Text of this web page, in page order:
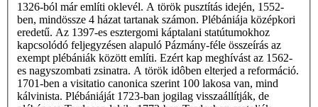
1326-ból már említi oklevél. A török pusztítás idején, 1552-
ben, mindössze 4 házat tartanak számon. Plébániája középkori
eredetű. Az 1397-es esztergomi káptalani statútumokhoz
kapcsolódó feljegyzésen alapuló Pázmány-féle összeírás az
exempt plébániák között említi. Ezért kap meghívást az 1562-
es nagyszombati zsinatra. A török idôben elterjed a reformáció.
1701-ben a visitatio canonica szerint 100 lakosa van, mind
kálvinista. Plébániáját 1723-ban jogilag visszaállítják, de